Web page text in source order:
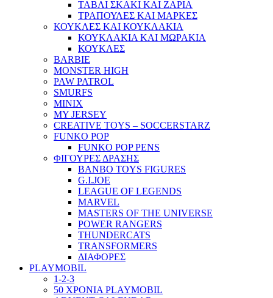
ΤΑΒΛΙ ΣΚΑΚΙ ΚΑΙ ΖΑΡΙΑ
ΤΡΑΠΟΥΛΕΣ ΚΑΙ ΜΑΡΚΕΣ
ΚΟΥΚΛΕΣ ΚΑΙ ΚΟΥΚΛΑΚΙΑ
ΚΟΥΚΛΑΚΙΑ ΚΑΙ ΜΩΡΑΚΙΑ
ΚΟΥΚΛΕΣ
BARBIE
MONSTER HIGH
PAW PATROL
SMURFS
MINIX
MY JERSEY
CREATIVE TOYS – SOCCERSTARZ
FUNKO POP
FUNKO POP PENS
ΦΙΓΟΥΡΕΣ ΔΡΑΣΗΣ
BANBO TOYS FIGURES
G.I.JOE
LEAGUE OF LEGENDS
MARVEL
MASTERS OF THE UNIVERSE
POWER RANGERS
THUNDERCATS
TRANSFORMERS
ΔΙΑΦΟΡΕΣ
PLAYMOBIL
1-2-3
50 ΧΡΟΝΙΑ PLAYMOBIL